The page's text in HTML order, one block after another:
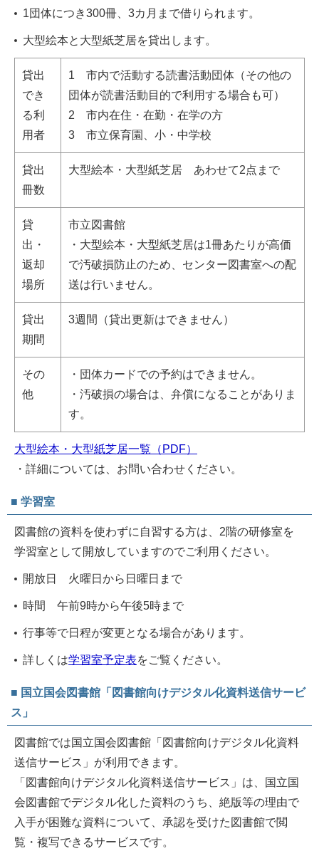
1団体につき300冊、3カ月まで借りられます。
大型絵本と大型紙芝居を貸出します。
貸出
でき
る利
用者
1 市内で活動する読書活動団体（その他の
団体が読書活動目的で利用する場合も可）
2 市内在住・在勤・在学の方
3 市立保育園、小・中学校
貸出
冊数
大型絵本・大型紙芝居 あわせて2点まで
貸
出・
返却
場所
市立図書館
・大型絵本・大型紙芝居は1冊あたりが高価
で汚破損防止のため、センター図書室への配
送は行いません。
貸出
期間
3週間（貸出更新はできません）
その
他
・団体カードでの予約はできません。
・汚破損の場合は、弁償になることがありま
す。
大型絵本・大型紙芝居一覧（PDF）
・詳細については、お問い合わせください。
■ 学習室
図書館の資料を使わずに自習する方は、2階の研修室を
学習室として開放していますのでご利用ください。
開放日 火曜日から日曜日まで
時間 午前9時から午後5時まで
行事等で日程が変更となる場合があります。
詳しくは学習室予定表をご覧ください。
■ 国立国会図書館「図書館向けデジタル化資料送信サービ
ス」
図書館では国立国会図書館「図書館向けデジタル化資料
送信サービス」が利用できます。
「図書館向けデジタル化資料送信サービス」は、国立国
会図書館でデジタル化した資料のうち、絶版等の理由で
入手が困難な資料について、承認を受けた図書館で閲
覧・複写できるサービスです。